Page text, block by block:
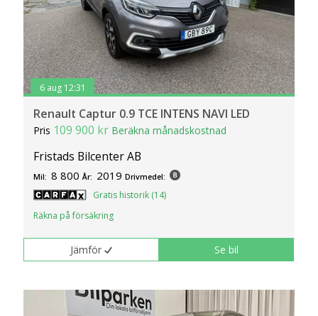
6 aug 12:31
Renault Captur 0.9 TCE INTENS NAVI LED
Pris 109 900 kr Beräkna månadskostnad
Fristads Bilcenter AB
Mil: 8 800 År: 2019 Drivmedel:
Gratis historik (14)
Räkna på försäkring
Jämför Se bil